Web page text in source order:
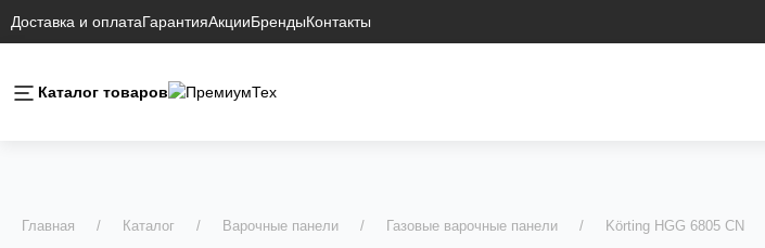
Доставка и оплатаГарантияАкцииБрендыКонтакты
Каталог товаров
Главная Каталог Варочные панели Газовые варочные панели Körting HGG 6805 CN